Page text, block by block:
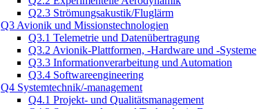
Q2.3 Strömungsakustik/Fluglärm
Q3 Avionik und Missionstechnologien
Q3.1 Telemetrie und Datenübertragung
Q3.2 Avionik-Plattformen, -Hardware und -Systeme
Q3.3 Informationverarbeitung und Automation
Q3.4 Softwareengineering
Q4 Systemtechnik/-management
Q4.1 Projekt- und Qualitätsmanagement